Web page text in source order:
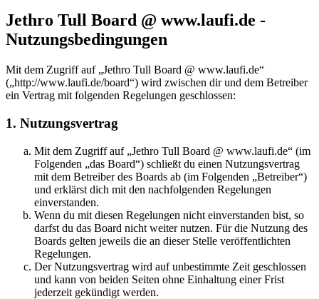
Jethro Tull Board @ www.laufi.de -
Nutzungsbedingungen
Mit dem Zugriff auf „Jethro Tull Board @ www.laufi.de“
(„http://www.laufi.de/board“) wird zwischen dir und dem Betreiber
ein Vertrag mit folgenden Regelungen geschlossen:
1. Nutzungsvertrag
Mit dem Zugriff auf „Jethro Tull Board @ www.laufi.de“ (im
Folgenden „das Board“) schließt du einen Nutzungsvertrag
mit dem Betreiber des Boards ab (im Folgenden „Betreiber“)
und erklärst dich mit den nachfolgenden Regelungen
einverstanden.
Wenn du mit diesen Regelungen nicht einverstanden bist, so
darfst du das Board nicht weiter nutzen. Für die Nutzung des
Boards gelten jeweils die an dieser Stelle veröffentlichten
Regelungen.
Der Nutzungsvertrag wird auf unbestimmte Zeit geschlossen
und kann von beiden Seiten ohne Einhaltung einer Frist
jederzeit gekündigt werden.